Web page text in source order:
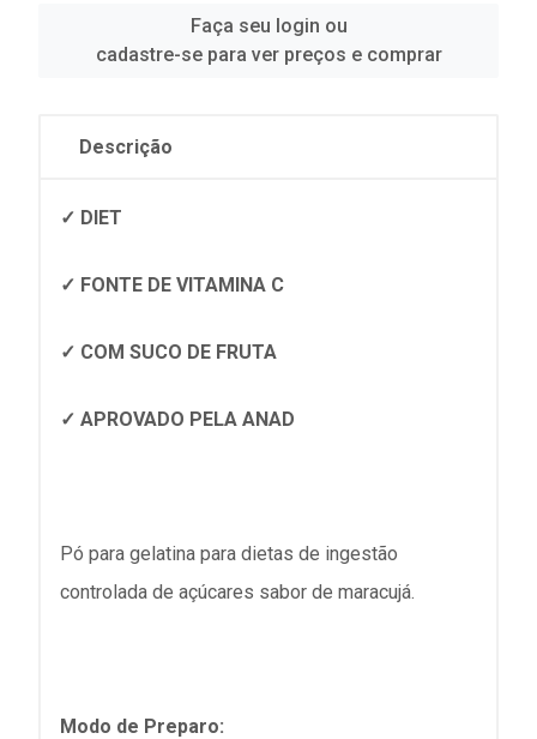
Faça seu login ou
cadastre-se para ver preços e comprar
Descrição
✓ DIET
✓ FONTE DE VITAMINA C
✓ COM SUCO DE FRUTA
✓ APROVADO PELA ANAD
Pó para gelatina para dietas de ingestão
controlada de açúcares sabor de maracujá.
Modo de Preparo: